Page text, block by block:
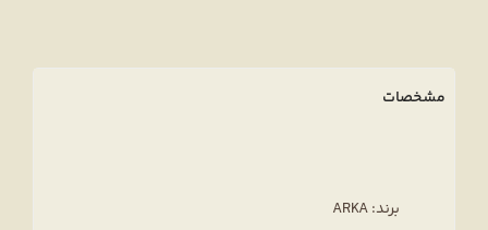
مشخصات
برند: ARKA